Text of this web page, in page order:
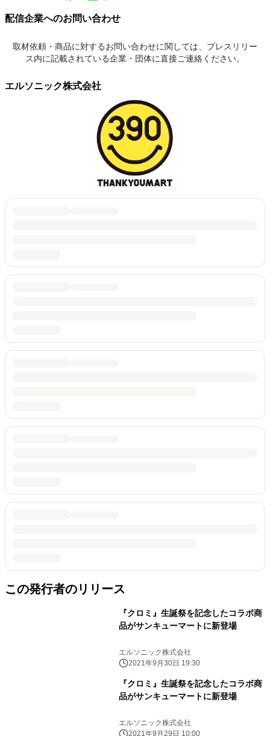
配信企業へのお問い合わせ
取材依頼・商品に対するお問い合わせに関しては、プレスリリー
ス内に記載されている企業・団体に直接ご連絡ください。
エルソニック株式会社
この発行者のリリース
『クロミ』生誕祭を記念したコラボ商
品がサンキューマートに新登場
エルソニック株式会社
2021年9月30日 19:30
『クロミ』生誕祭を記念したコラボ商
品がサンキューマートに新登場
エルソニック株式会社
2021年9月29日 10:00